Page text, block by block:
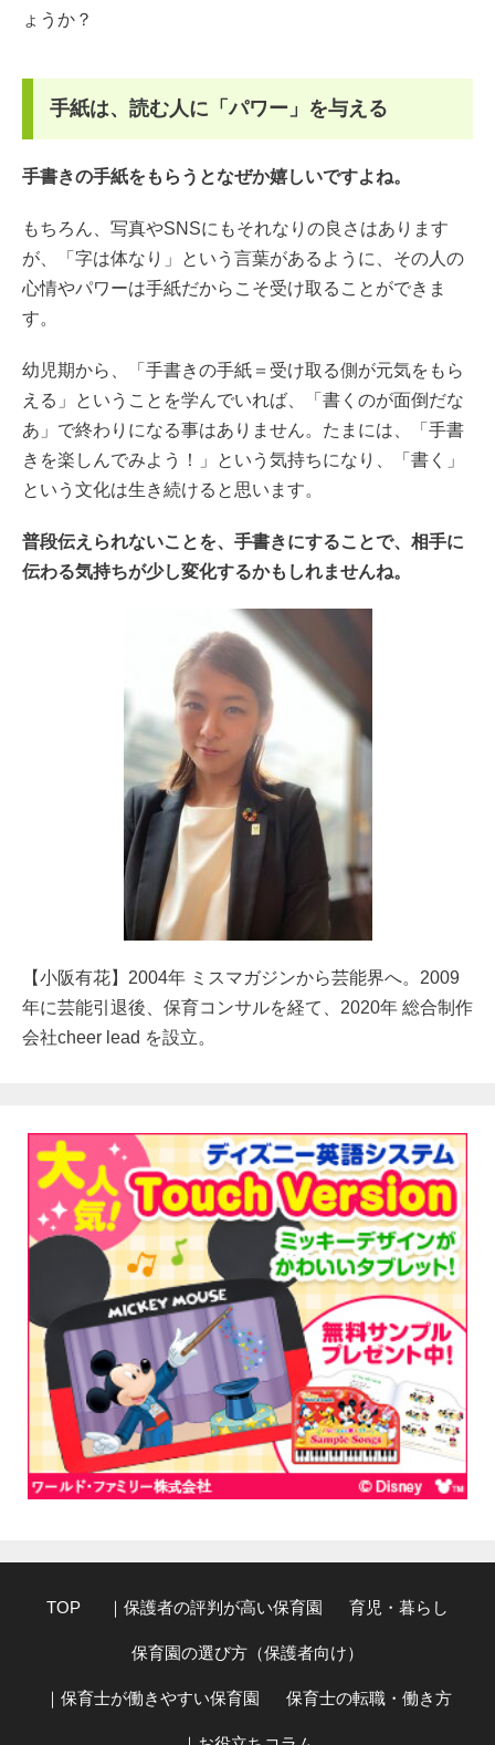
ょうか？
手紙は、読む人に「パワー」を与える
手書きの手紙をもらうとなぜか嬉しいですよね。
もちろん、写真やSNSにもそれなりの良さはあります
が、「字は体なり」という言葉があるように、その人の
心情やパワーは手紙だからこそ受け取ることができま
す。
幼児期から、「手書きの手紙＝受け取る側が元気をもら
える」ということを学んでいれば、「書くのが面倒だな
あ」で終わりになる事はありません。たまには、「手書
きを楽しんでみよう！」という気持ちになり、「書く」
という文化は生き続けると思います。
普段伝えられないことを、手書きにすることで、相手に
伝わる気持ちが少し変化するかもしれませんね。
【小阪有花】2004年 ミスマガジンから芸能界へ。2009
年に芸能引退後、保育コンサルを経て、2020年 総合制作
会社cheer lead を設立。
TOP ｜保護者の評判が高い保育園 育児・暮らし
保育園の選び方（保護者向け）
｜保育士が働きやすい保育園 保育士の転職・働き方